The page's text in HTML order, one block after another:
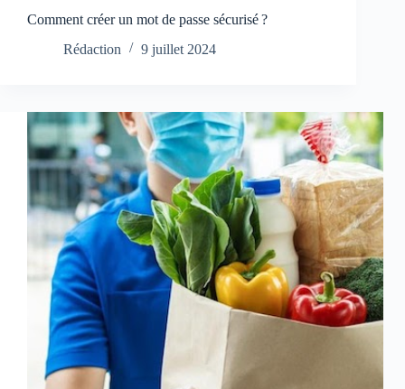
Comment créer un mot de passe sécurisé ?
Rédaction
9 juillet 2024